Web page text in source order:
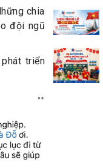
chia
đội ngũ
triển